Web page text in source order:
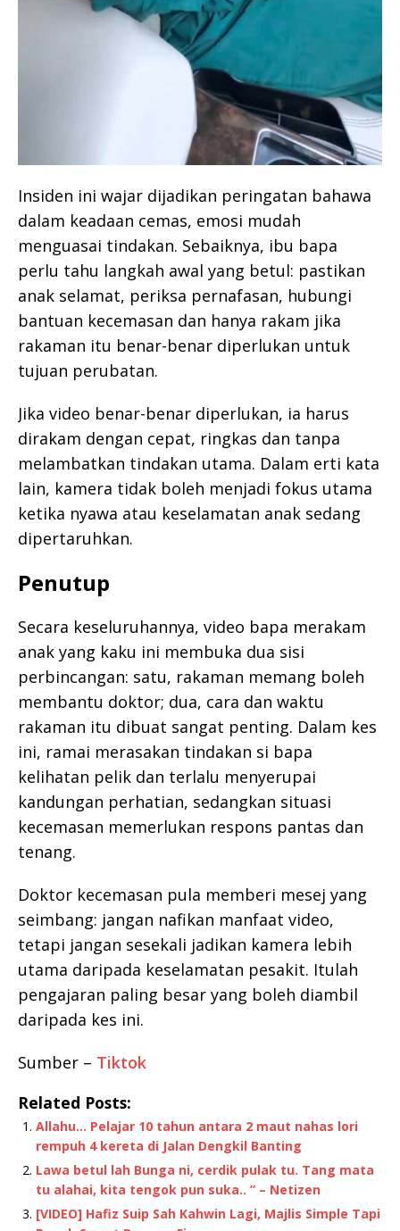
Insiden ini wajar dijadikan peringatan bahawa
dalam keadaan cemas, emosi mudah
menguasai tindakan. Sebaiknya, ibu bapa
perlu tahu langkah awal yang betul: pastikan
anak selamat, periksa pernafasan, hubungi
bantuan kecemasan dan hanya rakam jika
rakaman itu benar-benar diperlukan untuk
tujuan perubatan.
Jika video benar-benar diperlukan, ia harus
dirakam dengan cepat, ringkas dan tanpa
melambatkan tindakan utama. Dalam erti kata
lain, kamera tidak boleh menjadi fokus utama
ketika nyawa atau keselamatan anak sedang
dipertaruhkan.
Penutup
Secara keseluruhannya, video bapa merakam
anak yang kaku ini membuka dua sisi
perbincangan: satu, rakaman memang boleh
membantu doktor; dua, cara dan waktu
rakaman itu dibuat sangat penting. Dalam kes
ini, ramai merasakan tindakan si bapa
kelihatan pelik dan terlalu menyerupai
kandungan perhatian, sedangkan situasi
kecemasan memerlukan respons pantas dan
tenang.
Doktor kecemasan pula memberi mesej yang
seimbang: jangan nafikan manfaat video,
tetapi jangan sesekali jadikan kamera lebih
utama daripada keselamatan pesakit. Itulah
pengajaran paling besar yang boleh diambil
daripada kes ini.
Sumber – Tiktok
Related Posts:
Allahu… Pelajar 10 tahun antara 2 maut nahas lori
rempuh 4 kereta di Jalan Dengkil Banting
Lawa betul lah Bunga ni, cerdik pulak tu. Tang mata
tu alahai, kita tengok pun suka.. ” – Netizen
[VIDEO] Hafiz Suip Sah Kahwin Lagi, Majlis Simple Tapi